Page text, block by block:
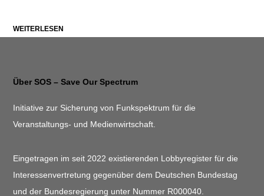
WEITERLESEN
Über SOS – Save Our Spectrum
Initiative zur Sicherung von Funkspektrum für die
Veranstaltungs- und Medienwirtschaft.
Eingetragen im seit 2022 existierenden Lobbyregister für die
Interessenvertretung gegenüber dem Deutschen Bundestag
und der Bundesregierung unter Nummer R000040.